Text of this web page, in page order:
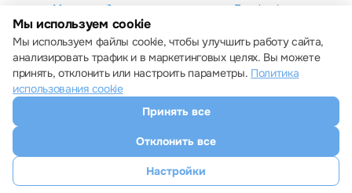
Мама и ребенок
Красота
Facebook
Все права защищены © 2013 – 2026 Farmacie.md
Скачайте наше приложение
Настройки cookie
Мы используем cookie
Мы используем файлы cookie, чтобы улучшить работу сайта,
анализировать трафик и в маркетинговых целях. Вы можете
принять, отклонить или настроить параметры. Политика
использования cookie
Принять все
Отклонить все
Настройки